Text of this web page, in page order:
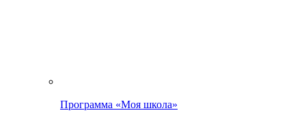
Программа «Моя школа»